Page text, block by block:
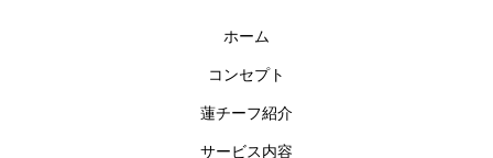
ホーム
コンセプト
蓮チーフ紹介
サービス内容